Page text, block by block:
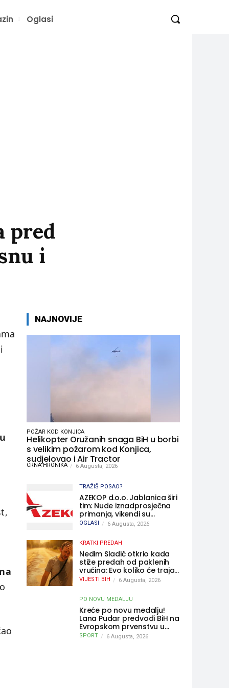
Oglasi
pred
i
NAJNOVIJE
POŽAR KOD KONJICA
Helikopter Oružanih snaga BiH u borbi
s velikim požarom kod Konjica,
sudjelovao i Air Tractor
CRNA HRONIKA 6 Augusta, 2026
TRAŽIŠ POSAO?
AZEKOP d.o.o. Jablanica širi
tim: Nude iznadprosječna
primanja, vikendi su
slobodni, traži se više
OGLASI 6 Augusta, 2026
KRATKI PREDAH
Nedim Sladić otkrio kada
stiže predah od paklenih
vrućina: Evo koliko će trajati
osvježenje u BiH
VIJESTI BIH 6 Augusta, 2026
PO NOVU MEDALJU
Kreće po novu medalju!
Lana Pudar predvodi BiH na
Evropskom prvenstvu u
Parizu
SPORT 6 Augusta, 2026